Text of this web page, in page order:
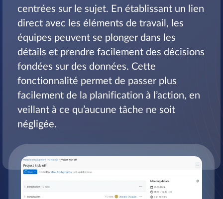
centrées sur le sujet. En établissant un lien
direct avec les éléments de travail, les
équipes peuvent se plonger dans les
détails et prendre facilement des décisions
fondées sur des données. Cette
fonctionnalité permet de passer plus
facilement de la planification à l’action, en
veillant à ce qu’aucune tâche ne soit
négligée.